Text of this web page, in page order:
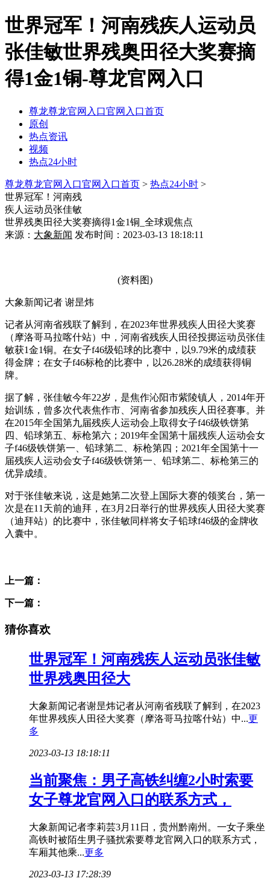
世界冠军！河南残疾人运动员
张佳敏世界残奥田径大奖赛摘
得1金1铜-尊龙官网入口
尊龙尊龙官网入口官网入口首页
原创
热点资讯
视频
热点24小时
尊龙尊龙官网入口官网入口首页 > 热点24小时 >
世界冠军！河南残
疾人运动员张佳敏
世界残奥田径大奖赛摘得1金1铜_全球观焦点
来源： 大象新闻 发布时间：2023-03-13 18:18:11
(资料图)
大象新闻记者 谢昰炜
记者从河南省残联了解到，在2023年世界残疾人田径大奖赛
（摩洛哥马拉喀什站）中，河南省残疾人田径投掷运动员张佳
敏获1金1铜。在女子f46级铅球的比赛中，以9.79米的成绩获
得金牌；在女子f46标枪的比赛中，以26.28米的成绩获得铜
牌。
据了解，张佳敏今年22岁，是焦作沁阳市紫陵镇人，2014年开
始训练，曾多次代表焦作市、河南省参加残疾人田径赛事。并
在2015年全国第九届残疾人运动会上取得女子f46级铁饼第
四、铅球第五、标枪第六；2019年全国第十届残疾人运动会女
子f46级铁饼第一、铅球第二、标枪第四；2021年全国第十一
届残疾人运动会女子f46级铁饼第一、铅球第二、标枪第三的
优异成绩。
对于张佳敏来说，这是她第二次登上国际大赛的领奖台，第一
次是在11天前的迪拜，在3月2日举行的世界残疾人田径大奖赛
（迪拜站）的比赛中，张佳敏同样将女子铅球f46级的金牌收
入囊中。
上一篇：
下一篇：
猜你喜欢
世界冠军！河南残疾人运动员张佳敏
世界残奥田径大
大象新闻记者谢昰炜记者从河南省残联了解到，在2023
年世界残疾人田径大奖赛（摩洛哥马拉喀什站）中...更
多
2023-03-13 18:18:11
当前聚焦：男子高铁纠缠2小时索要
女子尊龙官网入口的联系方式，
大象新闻记者李莉芸3月11日，贵州黔南州。一女子乘坐
高铁时被陌生男子骚扰索要尊龙官网入口的联系方式，
车厢其他乘...更多
2023-03-13 17:28:39